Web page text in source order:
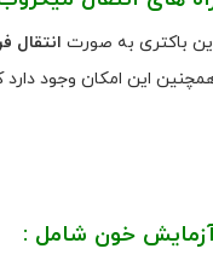
باکتری به صورت انتقال
این امکان وجود
خون شامل :